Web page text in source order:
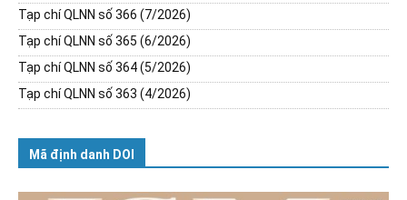
Tạp chí QLNN số 366 (7/2026)
Tạp chí QLNN số 365 (6/2026)
Tạp chí QLNN số 364 (5/2026)
Tạp chí QLNN số 363 (4/2026)
Mã định danh DOI